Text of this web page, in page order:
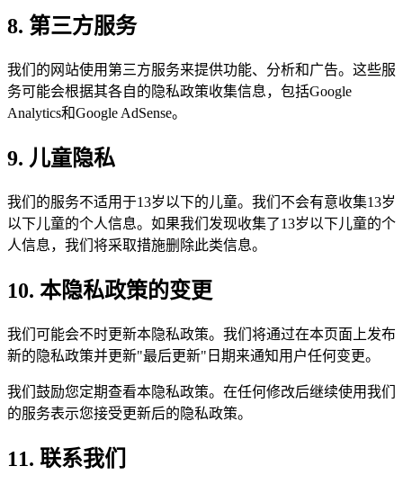
8. 第三方服务
我们的网站使用第三方服务来提供功能、分析和广告。这些服
务可能会根据其各自的隐私政策收集信息，包括Google
Analytics和Google AdSense。
9. 儿童隐私
我们的服务不适用于13岁以下的儿童。我们不会有意收集13岁
以下儿童的个人信息。如果我们发现收集了13岁以下儿童的个
人信息，我们将采取措施删除此类信息。
10. 本隐私政策的变更
我们可能会不时更新本隐私政策。我们将通过在本页面上发布
新的隐私政策并更新"最后更新"日期来通知用户任何变更。
我们鼓励您定期查看本隐私政策。在任何修改后继续使用我们
的服务表示您接受更新后的隐私政策。
11. 联系我们